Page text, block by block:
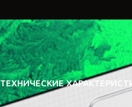
ТЕХНИЧЕСКИЕ